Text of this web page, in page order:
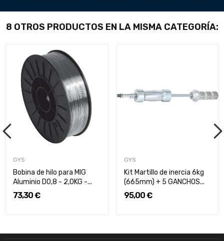
8 OTROS PRODUCTOS EN LA MISMA CATEGORÍA:
GYS
Bobina de hilo para MIG
Aluminio D0,8 - 2,0KG -...
73,30 €
GYS
Kit Martillo de inercia 6kg
(665mm) + 5 GANCHOS...
95,00 €